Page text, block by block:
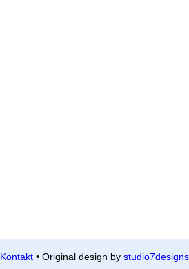
Kontakt• Original design by studio7designs